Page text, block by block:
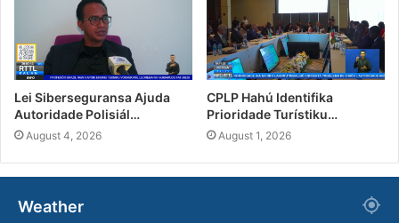
Lei Siberseguransa Ajuda
Autoridade Polisiál…
August 4, 2026
CPLP Hahú Identifika
Prioridade Turístiku…
August 1, 2026
Weather